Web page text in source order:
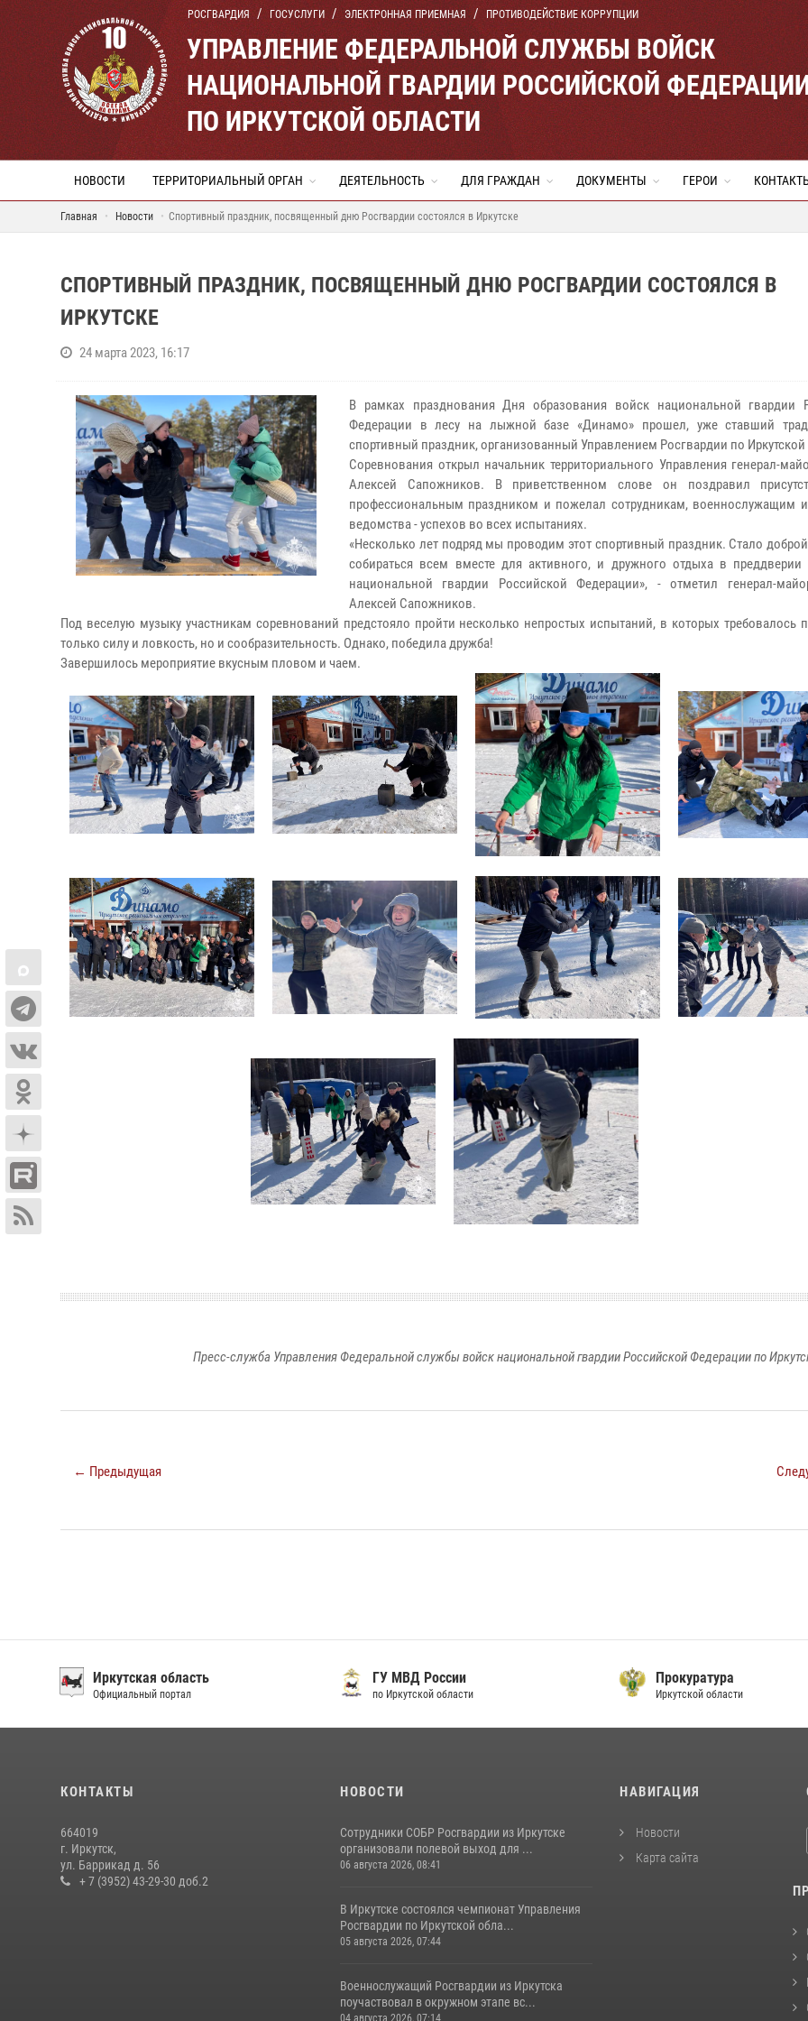
РОСГВАРДИЯ ГОСУСЛУГИ ЭЛЕКТРОННАЯ ПРИЕМНАЯ ПРОТИВОДЕЙСТВИЕ КОРРУПЦИИ
УПРАВЛЕНИЕ ФЕДЕРАЛЬНОЙ СЛУЖБЫ ВОЙСК
НАЦИОНАЛЬНОЙ ГВАРДИИ РОССИЙСКОЙ
ПО ИРКУТСКОЙ ОБЛАСТИ
НОВОСТИ ТЕРРИТОРИАЛЬНЫЙ ОРГАН ДЕЯТЕЛЬНОСТЬ ДЛЯ ГРАЖДАН ДОКУМЕНТЫ ГЕРОИ
Главная Новости Спортивный праздник, посвященный дню Росгвардии состоялся в Иркутске
СПОРТИВНЫЙ ПРАЗДНИК, ПОСВЯЩЕННЫЙ ДНЮ РОСГВАРДИИ СОСТОЯЛСЯ В
ИРКУТСКЕ
24 марта 2023, 16:17
В рамках празднования Дня образования войск национальной гвардии
Федерации в лесу на лыжной базе «Динамо» прошел, уже ставший
спортивный праздник, организованный Управлением Росгвардии по Иркутской
Соревнования открыл начальник территориального Управления генерал-
Алексей Сапожников. В приветственном слове он поздравил
профессиональным праздником и пожелал сотрудникам, военнослужащим и
ведомства - успехов во всех испытаниях.
«Несколько лет подряд мы проводим этот спортивный праздник. Стало
собираться всем вместе для активного, и дружного отдыха в
национальной гвардии Российской Федерации», - отметил генерал-
Алексей Сапожников.
Под веселую музыку участникам соревнований предстояло пройти несколько непростых испытаний, в которых требовалось
только силу и ловкость, но и сообразительность. Однако, победила дружба!
Завершилось мероприятие вкусным пловом и чаем.
Пресс-служба Управления Федеральной службы войск национальной гвардии Российской Федерации по
← Предыдущая
Иркутская область
Официальный портал
ГУ МВД России
по Иркутской области
Прокуратура
Иркутской области
КОНТАКТЫ
664019
г. Иркутск,
ул. Баррикад д. 56
+ 7 (3952) 43-29-30 доб.2
НОВОСТИ
Сотрудники СОБР Росгвардии из Иркутске
организовали полевой выход для ...
06 августа 2026, 08:41
В Иркутске состоялся чемпионат Управления
Росгвардии по Иркутской обла...
05 августа 2026, 07:44
Военнослужащий Росгвардии из Иркутска
поучаствовал в окружном этапе вс...
04 августа 2026, 07:14
НАВИГАЦИЯ
Новости
Карта сайта